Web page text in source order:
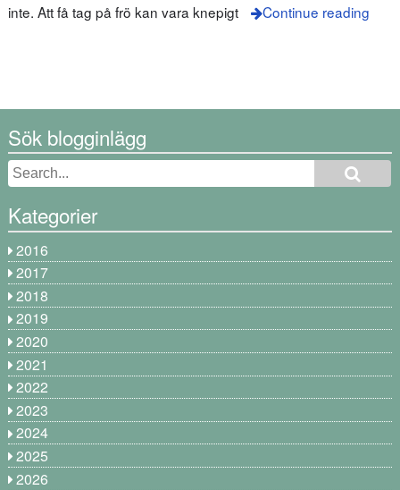
inte. Att få tag på frö kan vara knepigt
Continue reading
Sök blogginlägg
Kategorier
2016
2017
2018
2019
2020
2021
2022
2023
2024
2025
2026